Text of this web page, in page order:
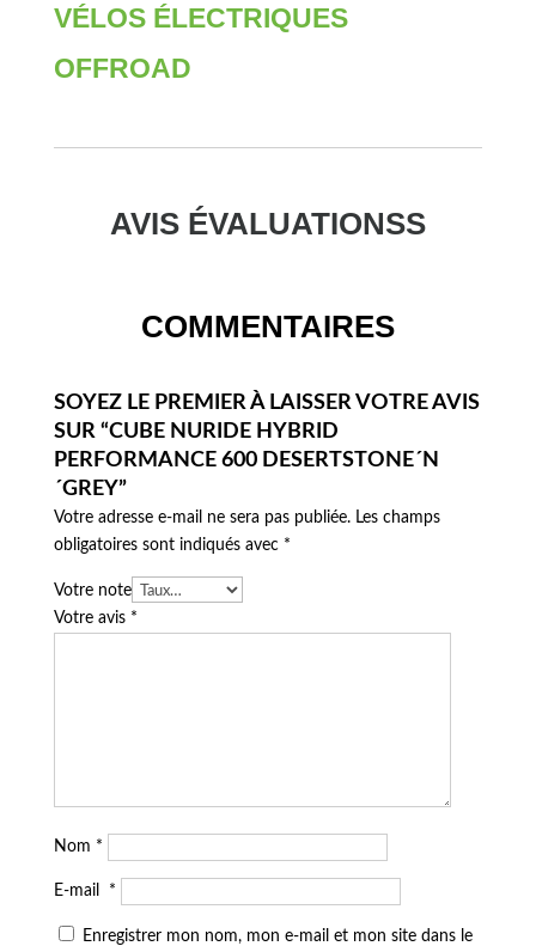
VÉLOS ÉLECTRIQUES
OFFROAD
AVIS ÉVALUATIONSS
COMMENTAIRES
SOYEZ LE PREMIER À LAISSER VOTRE AVIS
SUR “CUBE NURIDE HYBRID
PERFORMANCE 600 DESERTSTONE´N
´GREY”
Votre adresse e-mail ne sera pas publiée. Les champs
obligatoires sont indiqués avec *
Votre note
Votre avis *
Nom *
E-mail *
Enregistrer mon nom, mon e-mail et mon site dans le